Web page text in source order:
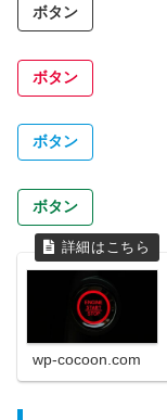
ボタン
ボタン
ボタン
ボタン
wp-cocoon.com